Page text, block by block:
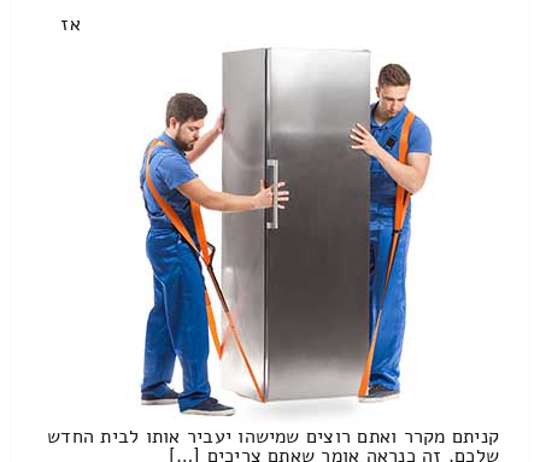
אז
קניתם מקרר ואתם רוצים שמישהו יעביר אותו לבית החדש
שלכם. זה כנראה אומר שאתם צריכים […]